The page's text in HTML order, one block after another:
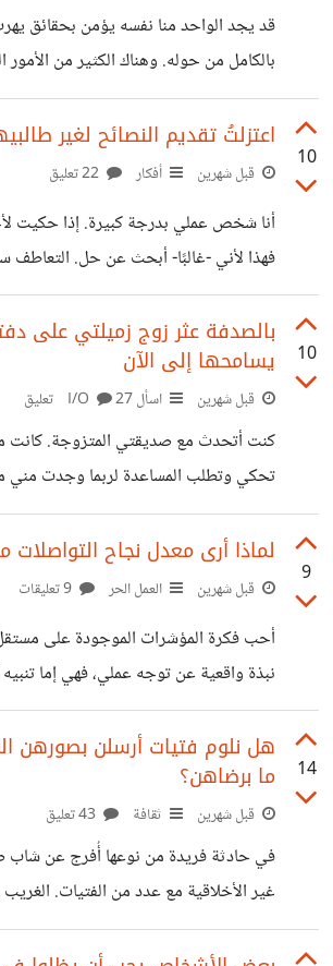
واحدة من أكبر الخدع العاطفية التي تدفع
معاً؛ فالرجل لا يتقيد بالطفل إذا كانت
قد يجد الواحد منا نفسه يؤمن بحقائق
بالكامل من حوله. وهناك الكثير من الأمور
فما هي تلك الحقائق الصادمة التي
أو يرفضونها؟
10
اعتزلتُ تقديم النصائح لغير
قبل شهرين أفكار
أنا شخص عملي بدرجة كبيرة. إذا حكيت
فهذا لأني -غالبًا- أبحث عن حل. التعاطف
فائدته إن لم أخرج من المشكلة بعده!
مثلي، يبحثون عن الحلول؛ فكنت أقدّم
المشكلة مع الشخص وأقترح الحلول، إلى
بل معظم الناس ييحثون عن أشياء أخرى
وأوجاعهم. أشياء مثل التعاطف كما ذكرت، أو
الوجدانية ليشعر بأنّ أحدًا معه
10
بالصدفة عثر زوج زميلتي على
يسامحها إلى الآن
قبل شهرين اسأل I/O27 تعليق
كنت أتحدث مع صديقتي المتزوجة. كانت
تحكي وتطلب المساعدة لربما وجدت مني
تقول لي إنها طلبت من زوجها مسبقًا حل
ومصارحة بعضهما البعض بشأن ما
اقترحت عليه بعض الأساليب الحديثة، كأن
يقابل زوجها طلبها بالرفض، ويقول إن
وإنهما في غنى عن هذا التعقيد. يأست
منه،
9
لماذا أرى معدل نجاح
قبل شهرين العمل الحر
أحب فكرة المؤشرات الموجودة على
نبذة واقعية عن توجه عملي، فهي إما
أسير بشكل صحيح في مشاريعي. ومعدل
بالذات ليس رقم عشوائي بالنسبة لي؛
مثل: - هل أركز على المشاريع التي تناسب
أقع في فخ التقديم العشوائي؟ - هل أمتلك
صاحب المشروع وكسب التفاوض بعد أن
معي ومع غيري من المستقلين؟ - هل
14
هل نلوم فتيات أرسلن بصورهن
ما برضاهن؟
قبل شهرين ثقافة
في حادثة فريدة من نوعها أُفرج عن شاب
غير الأخلاقية مع عدد من الفتيات.
عن الفتى، والسبب أنّ الفتيات ارتكبن